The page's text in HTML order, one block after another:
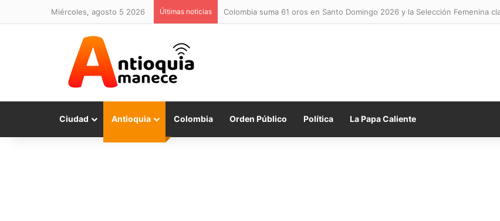
miércoles, agosto 5 2026 Últimas noticias Colombia suma 61 oros en Santo Domingo 2026 y la Selección Femenina
Ciudad Antioquia Colombia Orden Público Política La Papa Caliente